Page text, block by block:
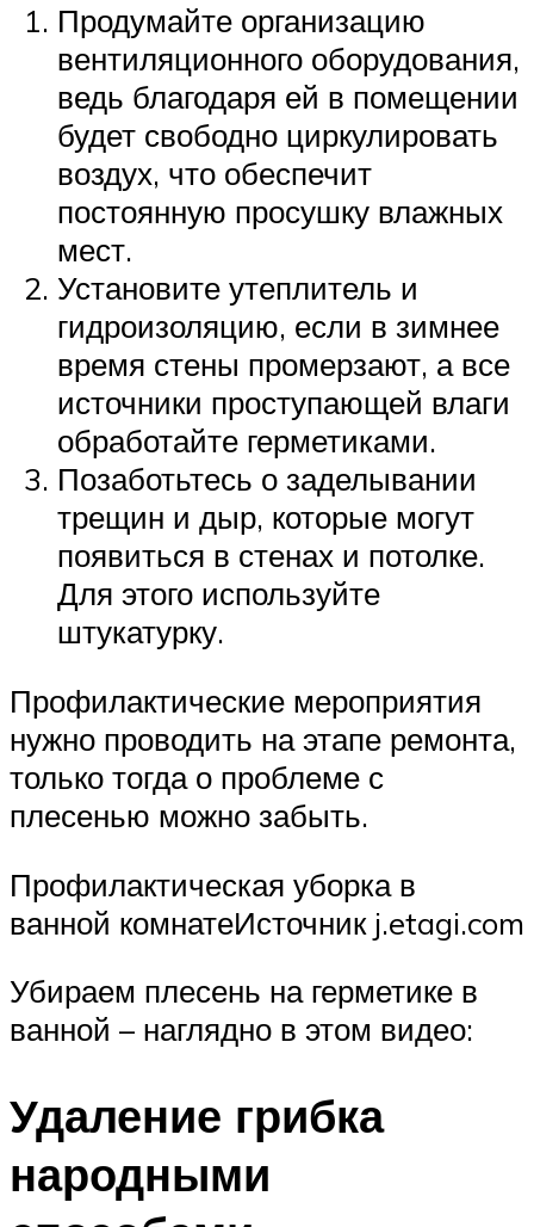
Продумайте организацию
вентиляционного оборудования,
ведь благодаря ей в помещении
будет свободно циркулировать
воздух, что обеспечит
постоянную просушку влажных
мест.
Установите утеплитель и
гидроизоляцию, если в зимнее
время стены промерзают, а все
источники проступающей влаги
обработайте герметиками.
Позаботьтесь о заделывании
трещин и дыр, которые могут
появиться в стенах и потолке.
Для этого используйте
штукатурку.
Профилактические мероприятия
нужно проводить на этапе ремонта,
только тогда о проблеме с
плесенью можно забыть.
Профилактическая уборка в
ванной комнатеИсточник j.etagi.com
Убираем плесень на герметике в
ванной – наглядно в этом видео:
Удаление грибка
народными